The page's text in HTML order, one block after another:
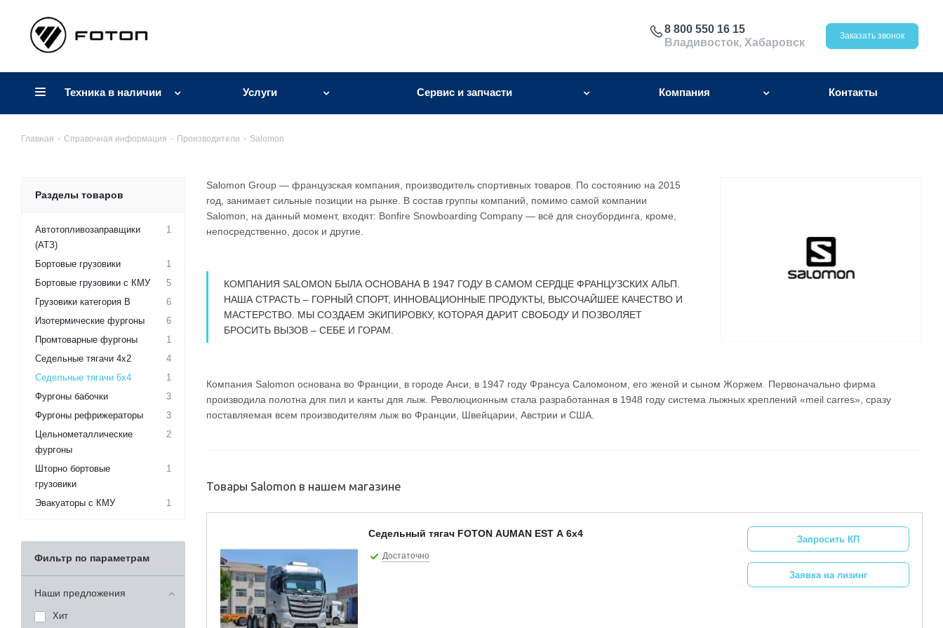
8 800 550 16 15
Владивосток, Хабаровск
Заказать звонок
Техника в наличии Услуги Сервис и запчасти Компания Контакты
Главная - Справочная информация - Производители - Salomon
Salomon Group — французская компания, производитель спортивных товаров. По состоянию на 2015
год, занимает сильные позиции на рынке. В состав группы компаний, помимо самой компании
Salomon, на данный момент, входят: Bonfire Snowboarding Company — всё для сноубординга, кроме,
непосредственно, досок и другие.
КОМПАНИЯ SALOMON БЫЛА ОСНОВАНА В 1947 ГОДУ В САМОМ СЕРДЦЕ ФРАНЦУЗСКИХ АЛЬП.
НАША СТРАСТЬ – ГОРНЫЙ СПОРТ, ИННОВАЦИОННЫЕ ПРОДУКТЫ, ВЫСОЧАЙШЕЕ КАЧЕСТВО И
МАСТЕРСТВО. МЫ СОЗДАЕМ ЭКИПИРОВКУ, КОТОРАЯ ДАРИТ СВОБОДУ И ПОЗВОЛЯЕТ
БРОСИТЬ ВЫЗОВ – СЕБЕ И ГОРАМ.
Компания Salomon основана во Франции, в городе Анси, в 1947 году Франсуа Саломоном, его женой и сыном Жоржем. Первоначально фирма
производила полотна для пил и канты для лыж. Революционным стала разработанная в 1948 году система лыжных креплений «meil carres», сразу
поставляемая всем производителям лыж во Франции, Швейцарии, Австрии и США.
Товары Salomon в нашем магазине
Седельный тягач FOTON AUMAN EST A 6х4
Достаточно
Запросить КП
Заявка на лизинг
Разделы товаров
Автотопливозаправщики
(АТЗ)
1
Бортовые грузовики
1
Бортовые грузовики с КМУ
5
Грузовики категория B
6
Изотермические фургоны
6
Промтоварные фургоны
1
Седельные тягачи 4х2
4
Седельные тягачи 6х4
1
Фургоны бабочки
3
Фургоны рефрижераторы
3
Цельнометаллические
фургоны
2
Шторно бортовые
грузовики
1
Эвакуаторы с КМУ 1
Фильтр по параметрам
Наши предложения
Хит